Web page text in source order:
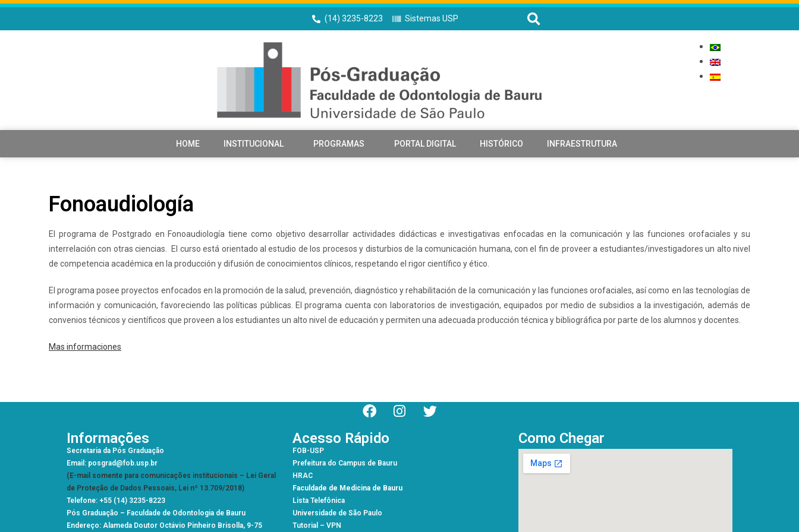
(14) 3235-8223 Sistemas USP
HOME INSTITUCIONAL PROGRAMAS PORTAL DIGITAL HISTÓRICO INFRAESTRUTURA
Fonoaudiología
El programa de Postgrado en Fonoaudiología tiene como objetivo desarrollar actividades didácticas e investigativas enfocadas en la comunicación y las funciones orofaciales y su
interrelación con otras ciencias. El curso está orientado al estudio de los procesos y disturbios de la comunicación humana, con el fin de proveer a estudiantes/investigadores un alto nivel
de competencia académica en la producción y difusión de conocimientos clínicos, respetando el rigor científico y ético.
El programa posee proyectos enfocados en la promoción de la salud, prevención, diagnóstico y rehabilitación de la comunicación y las funciones orofaciales, así como en las tecnologías de
información y comunicación, favoreciendo las políticas públicas. El programa cuenta con laboratorios de investigación, equipados por medio de subsidios a la investigación, además de
convenios técnicos y científicos que proveen a los estudiantes un alto nivel de educación y permiten una adecuada producción técnica y bibliográfica por parte de los alumnos y docentes.
Mas informaciones
Informações
Secretaria da Pós Graduação
Email: posgrad@fob.usp.br
(E-mail somente para comunicações institucionais – Lei Geral
de Proteção de Dados Pessoais, Lei nº 13.709/2018)
Telefone: +55 (14) 3235-8223
Pós Graduação – Faculdade de Odontologia de Bauru
Endereço: Alameda Doutor Octávio Pinheiro Brisolla, 9-75
Acesso Rápido
FOB-USP
Prefeitura do Campus de Bauru
HRAC
Faculdade de Medicina de Bauru
Lista Telefônica
Universidade de São Paulo
Tutorial – VPN
Como Chegar